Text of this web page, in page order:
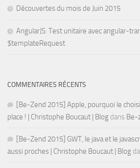
Découvertes du mois de Juin 2015
AngularJS: Test unitaire avec angular-
$templateRequest
COMMENTAIRES RÉCENTS
[Be-Zend 2015] Apple, pourquoi le
place ! | Christophe Boucaut | Blog dans Be-
[Be-Zend 2015] GWT, le java et le
aussi proches | Christophe Boucaut | Blog